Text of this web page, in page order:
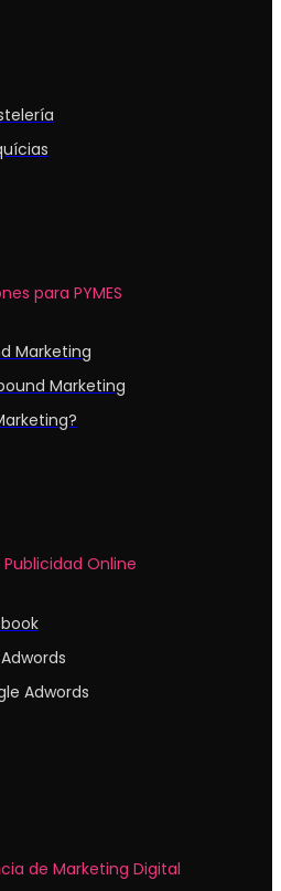
para PYMES
Marketing
Marketing
Publicidad Online
Adwords
de Marketing Digital